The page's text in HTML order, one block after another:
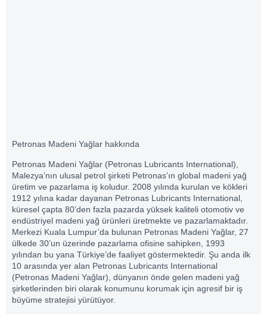
Petronas Madeni Yağlar hakkında
Petronas Madeni Yağlar (Petronas Lubricants International),
Malezya’nın ulusal petrol şirketi Petronas’ın global madeni yağ
üretim ve pazarlama iş koludur. 2008 yılında kurulan ve kökleri
1912 yılına kadar dayanan Petronas Lubricants International,
küresel çapta 80’den fazla pazarda yüksek kaliteli otomotiv ve
endüstriyel madeni yağ ürünleri üretmekte ve pazarlamaktadır.
Merkezi Kuala Lumpur’da bulunan Petronas Madeni Yağlar, 27
ülkede 30’un üzerinde pazarlama ofisine sahipken, 1993
yılından bu yana Türkiye’de faaliyet göstermektedir. Şu anda ilk
10 arasında yer alan Petronas Lubricants International
(Petronas Madeni Yağlar), dünyanın önde gelen madeni yağ
şirketlerinden biri olarak konumunu korumak için agresif bir iş
büyüme stratejisi yürütüyor.